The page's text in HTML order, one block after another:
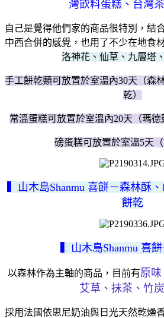
灣飲料蛋糕、台灣
自己是覺得他們家的商品很特別，結
中西合併的感覺，也用了不少在地食
洛神花、仙草、九層塔
手工餅乾類可放置於室溫內30天（森
乾）
常溫蛋糕可放置於室溫內20天（瑪德
磅蛋糕可放置於室溫5天（
▍山木島Shanmu 喜餅－森林酥
餅乾
▍山木島Shanmu 喜
以森林作為主軸的商品，目前有原
艾草、抹茶、竹
採用法國依思尼奶油與日光天然乾燥